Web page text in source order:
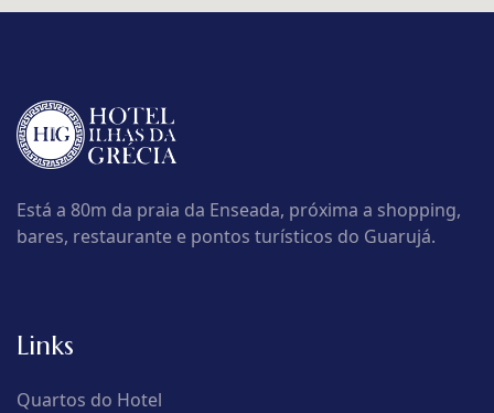
Está a 80m da praia da Enseada, próxima a shopping,
bares, restaurante e pontos turísticos do Guarujá.
Links
Quartos do Hotel